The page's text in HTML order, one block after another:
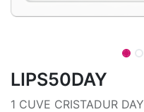
LIPS50DAY
1 CUVE CRISTADUR DAY